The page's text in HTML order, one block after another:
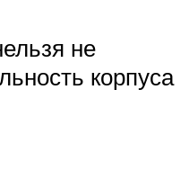
не
корпуса